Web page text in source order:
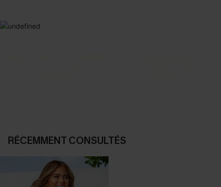
RÉCEMMENT CONSULTÉS